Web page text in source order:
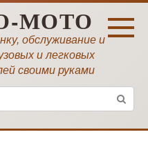
МОТО
обслуживание и
и легковых
своими руками